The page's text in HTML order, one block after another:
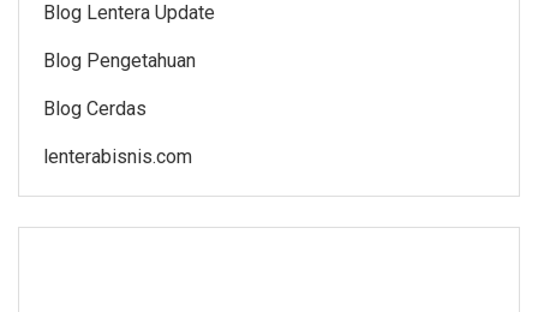
Blog Lentera Update
Blog Pengetahuan
Blog Cerdas
lenterabisnis.com